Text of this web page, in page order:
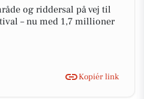
og riddersal på vej til
– nu med 1,7 millioner
Kopiér link